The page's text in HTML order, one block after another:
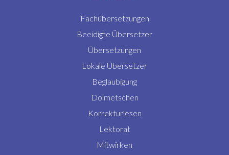
Fachübersetzungen
Beeidigte Übersetzer
Übersetzungen
Lokale Übersetzer
Beglaubigung
Dolmetschen
Korrekturlesen
Lektorat
Mitwirken